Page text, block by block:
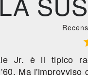
Jr. è il tipico
Ma l'improvviso